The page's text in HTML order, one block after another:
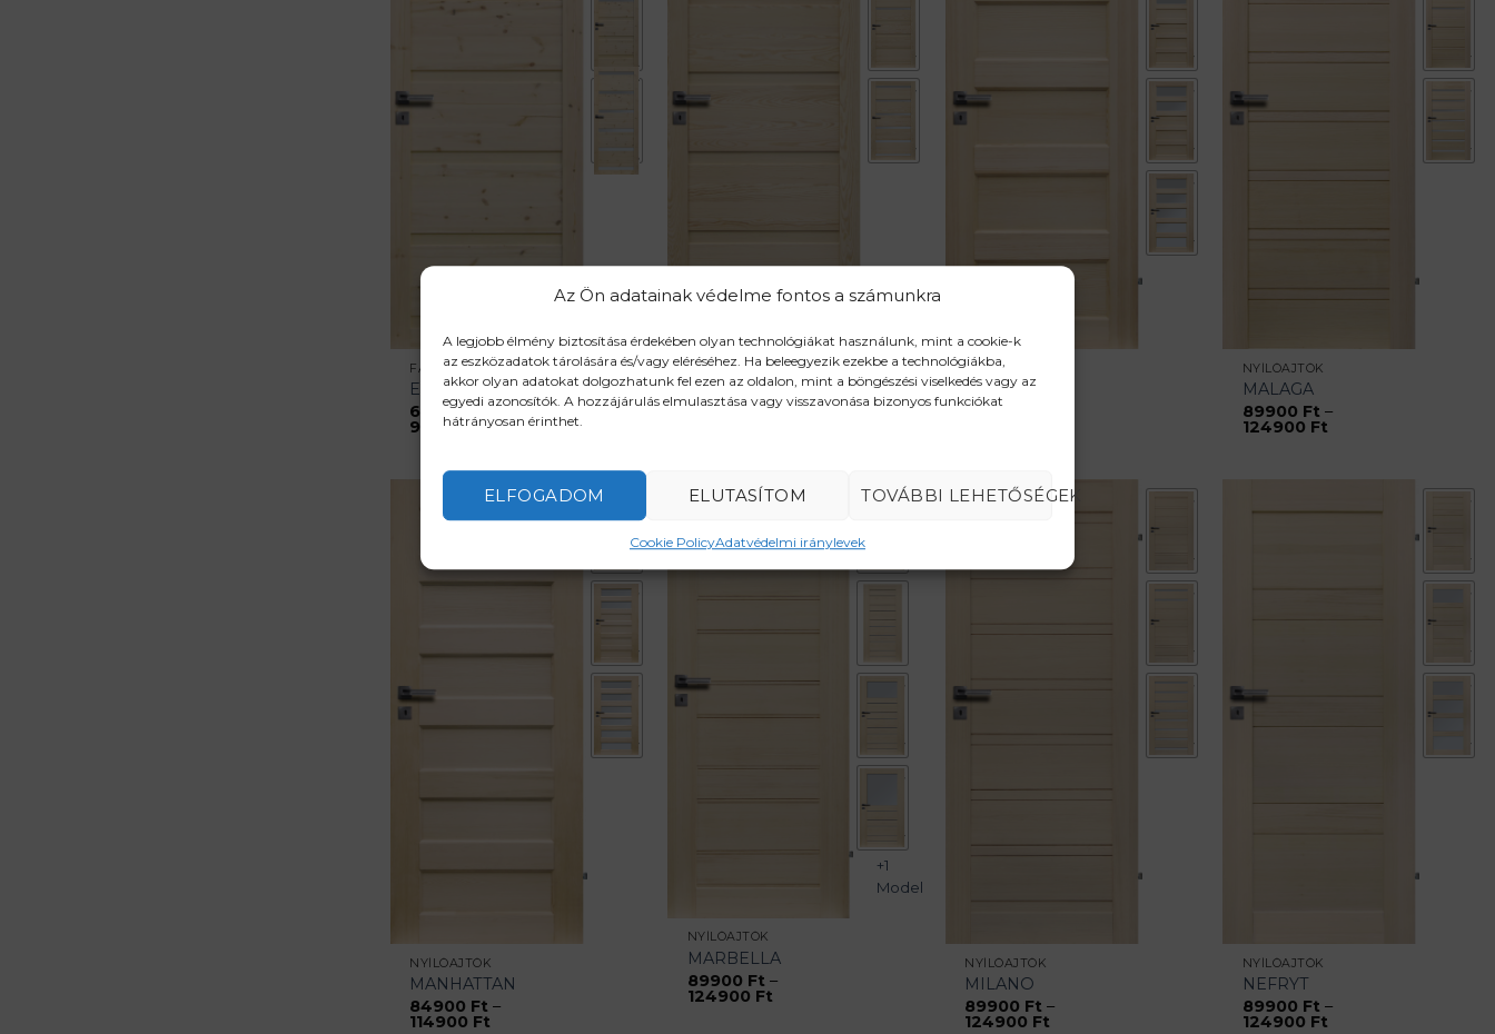
Az Ön adatainak védelme fontos a számunkra
A legjobb élmény biztosítása érdekében olyan technológiákat használunk, mint a cookie-k
az eszközadatok tárolására és/vagy eléréséhez. Ha beleegyezik ezekbe a technológiákba,
akkor olyan adatokat dolgozhatunk fel ezen az oldalon, mint a böngészési viselkedés vagy az
egyedi azonosítók. A hozzájárulás elmulasztása vagy visszavonása bizonyos funkciókat
hátrányosan érinthet.
ELFOGADOM ELUTASÍTOM TOVÁBBI LEHETŐSÉGEK
Cookie PolicyAdatvédelmi iránylevek
FA BELTÉRI AJTÓK
ENEVI
64900Ft –
99900FtÁrtartomány:
99900 Ft
NYÍLÓAJTÓK
GENEWA
74900 Ft –
NYÍLÓAJTÓK
ISTRIA
84900
NYÍLÓAJTÓK
MALAGA
89900 Ft –
124900 FtÁrtartomány:
NYÍLÓAJTÓK
MANHATTAN
84900 Ft –
114900 Ft
NYÍLÓAJTÓK
MARBELLA
89900 Ft –
124900 FtÁrtartomány:
+1
Model
NYÍLÓAJTÓK
MILANO
89900 Ft –
124900 Ft
NYÍLÓAJTÓK
NEFRYT
89900 Ft –
124900 FtÁrtartomány: